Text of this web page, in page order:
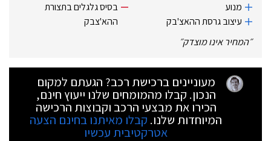
מנוע
עיצוב גרסת ההאצ'בק
בסיס גלגלים בתצורת
ההא'צבק
״המחיר אינו מוצדק״
מעוניינים ברכישת רכב? הגעתם למקום
הנכון. קבלו מהמומחים שלנו ייעוץ חינם,
הכירו את מבצעי הרכב וקבוצות הרכישה
המיוחדות שלנו. קבלו מאיתנו בחינם הצעה
אטרקטיבית עכשיו